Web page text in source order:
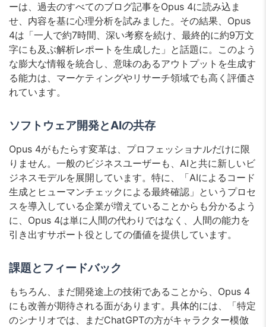
ーは、過去のすべてのブログ記事をOpus 4に読み込ま
せ、内容を基に心理分析を試みました。その結果、Opus
4は「一人で約7時間、深い考察を続け、最終的に約9万文
字にも及ぶ解析レポートを生成した」と話題に。このよう
な膨大な情報を統合し、意味のあるアウトプットを生成す
る能力は、マーケティングやリサーチ領域でも高く評価さ
れています。
ソフトウェア開発とAIの共存
Opus 4がもたらす変革は、プロフェッショナルだけに限
りません。一般のビジネスユーザーも、AIと共に新しいビ
ジネスモデルを展開しています。特に、「AIによるコード
生成とヒューマンチェックによる最終確認」というプロセ
スを導入している企業が増えていることからも分かるよう
に、Opus 4は単に人間の代わりではなく、人間の能力を
引き出すサポート役としての価値を提供しています。
課題とフィードバック
もちろん、まだ開発途上の技術であることから、Opus 4
にも改善が期待される面があります。具体的には、「特定
のシナリオでは、まだChatGPTの方がキャラクター模倣